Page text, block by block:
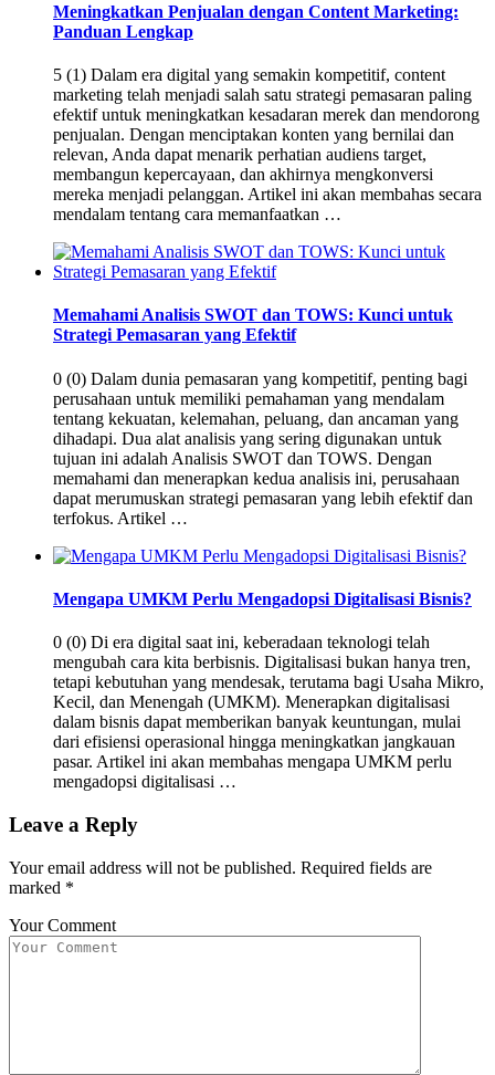
Meningkatkan Penjualan dengan Content Marketing:
Panduan Lengkap
5 (1) Dalam era digital yang semakin kompetitif, content
marketing telah menjadi salah satu strategi pemasaran paling
efektif untuk meningkatkan kesadaran merek dan mendorong
penjualan. Dengan menciptakan konten yang bernilai dan
relevan, Anda dapat menarik perhatian audiens target,
membangun kepercayaan, dan akhirnya mengkonversi
mereka menjadi pelanggan. Artikel ini akan membahas secara
mendalam tentang cara memanfaatkan …
Memahami Analisis SWOT dan TOWS: Kunci untuk
Strategi Pemasaran yang Efektif
0 (0) Dalam dunia pemasaran yang kompetitif, penting bagi
perusahaan untuk memiliki pemahaman yang mendalam
tentang kekuatan, kelemahan, peluang, dan ancaman yang
dihadapi. Dua alat analisis yang sering digunakan untuk
tujuan ini adalah Analisis SWOT dan TOWS. Dengan
memahami dan menerapkan kedua analisis ini, perusahaan
dapat merumuskan strategi pemasaran yang lebih efektif dan
terfokus. Artikel …
Mengapa UMKM Perlu Mengadopsi Digitalisasi Bisnis?
0 (0) Di era digital saat ini, keberadaan teknologi telah
mengubah cara kita berbisnis. Digitalisasi bukan hanya tren,
tetapi kebutuhan yang mendesak, terutama bagi Usaha Mikro,
Kecil, dan Menengah (UMKM). Menerapkan digitalisasi
dalam bisnis dapat memberikan banyak keuntungan, mulai
dari efisiensi operasional hingga meningkatkan jangkauan
pasar. Artikel ini akan membahas mengapa UMKM perlu
mengadopsi digitalisasi …
Leave a Reply
Your email address will not be published. Required fields are
marked *
Your Comment